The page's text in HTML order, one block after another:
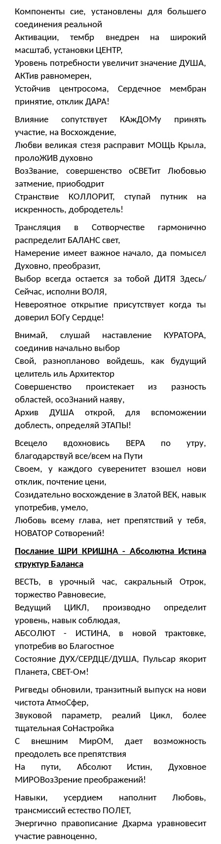
Компоненты сие, установлены для большего
соединения реальной
Активации, тембр внедрен на широкий
масштаб, установки ЦЕНТР,
Уровень потребности увеличит значение ДУША,
АКТив равномерен,
Устойчив центросома, Сердечное мембран
принятие, отклик ДАРА!
Влияние сопутствует КАжДОМу принять
участие, на Восхождение,
Любви великая стезя расправит МОЩЬ Крыла,
пролоЖИВ духовно
ВозЗвание, совершенство оСВЕТит Любовью
затмение, приободрит
Странствие КОЛЛОРИТ, ступай путник на
искренность, добродетель!
Трансляция в Сотворчестве гармонично
распределит БАЛАНС свет,
Намерение имеет важное начало, да помысел
Духовно, преобразит,
Выбор всегда остается за тобой ДИТЯ Здесь/
Сейчас, исполни ВОЛЯ,
Невероятное открытие присутствует когда ты
доверил БОГу Сердце!
Внимай, слушай наставление КУРАТОРА,
соединив начально выбор
Свой, разнопланово войдешь, как будущий
целитель иль Архитектор
Совершенство проистекает из разность
областей, осоЗнаний наяву,
Архив ДУША открой, для вспоможении
доблесть, определяй ЭТАПЫ!
Всецело вдохновись ВЕРА по утру,
благодарствуй все/всем на Пути
Своем, у каждого суверенитет взошел нови
отклик, почтение цени,
Созидательно восхождение в Златой ВЕК, навык
употребив, умело,
Любовь всему глава, нет препятствий у тебя,
НОВАТОР Сотворений!
Послание ШРИ КРИШНА - Абсолютна Истина
структур Баланса
ВЕСТЬ, в урочный час, сакральный Отрок,
торжество Равновесие,
Ведущий ЦИКЛ, производно определит
уровень, навык соблюдая,
АБСОЛЮТ - ИСТИНА, в новой трактовке,
употребив во Благостное
Состояние ДУХ/СЕРДЦЕ/ДУША, Пульсар якорит
Планета, СВЕТ-Ом!
Ригведы обновили, транзитный выпуск на нови
чистота АтмоСфер,
Звуковой параметр, реалий Цикл, более
тщательная СоНастройка
С внешним МирОМ, дает возможность
преодолеть все препятствия
На пути, Абсолют Истин, Духовное
МИРОВозЗрение преображений!
Навыки, усердием наполнит Любовь,
трансмиссий естество ПОЛЕТ,
Энергично правописание Дхарма уравновесит
участие равноценно,